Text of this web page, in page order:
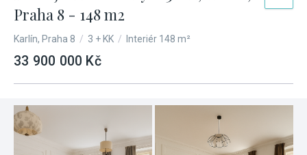
Praha 8 - 148 m2
Karlín, Praha 8 / 3 + KK / Interiér 148 m²
33 900 000 Kč